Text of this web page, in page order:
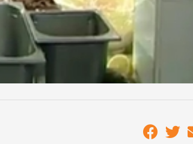
eddig nem tártak fel kiugró
egymillió forintra, egy állattartó telepet
tavaszi élelmiszerellenőrzési akció április